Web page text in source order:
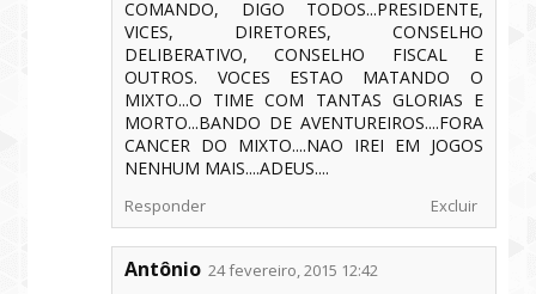
COMANDO, DIGO TODOS...PRESIDENTE,
VICES, DIRETORES, CONSELHO
DELIBERATIVO, CONSELHO FISCAL E
OUTROS. VOCES ESTAO MATANDO O
MIXTO...O TIME COM TANTAS GLORIAS E
MORTO...BANDO DE AVENTUREIROS....FORA
CANCER DO MIXTO....NAO IREI EM JOGOS
NENHUM MAIS....ADEUS....
Responder Excluir
Antônio 24 fevereiro, 2015 12:42